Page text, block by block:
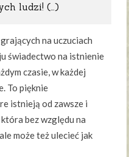
ludzi! (…)
na uczuciach
świadectwo na istnienie
czasie, w każdej
To pięknie
istnieją od zawsze i
która bez względu na
może też ulecieć jak